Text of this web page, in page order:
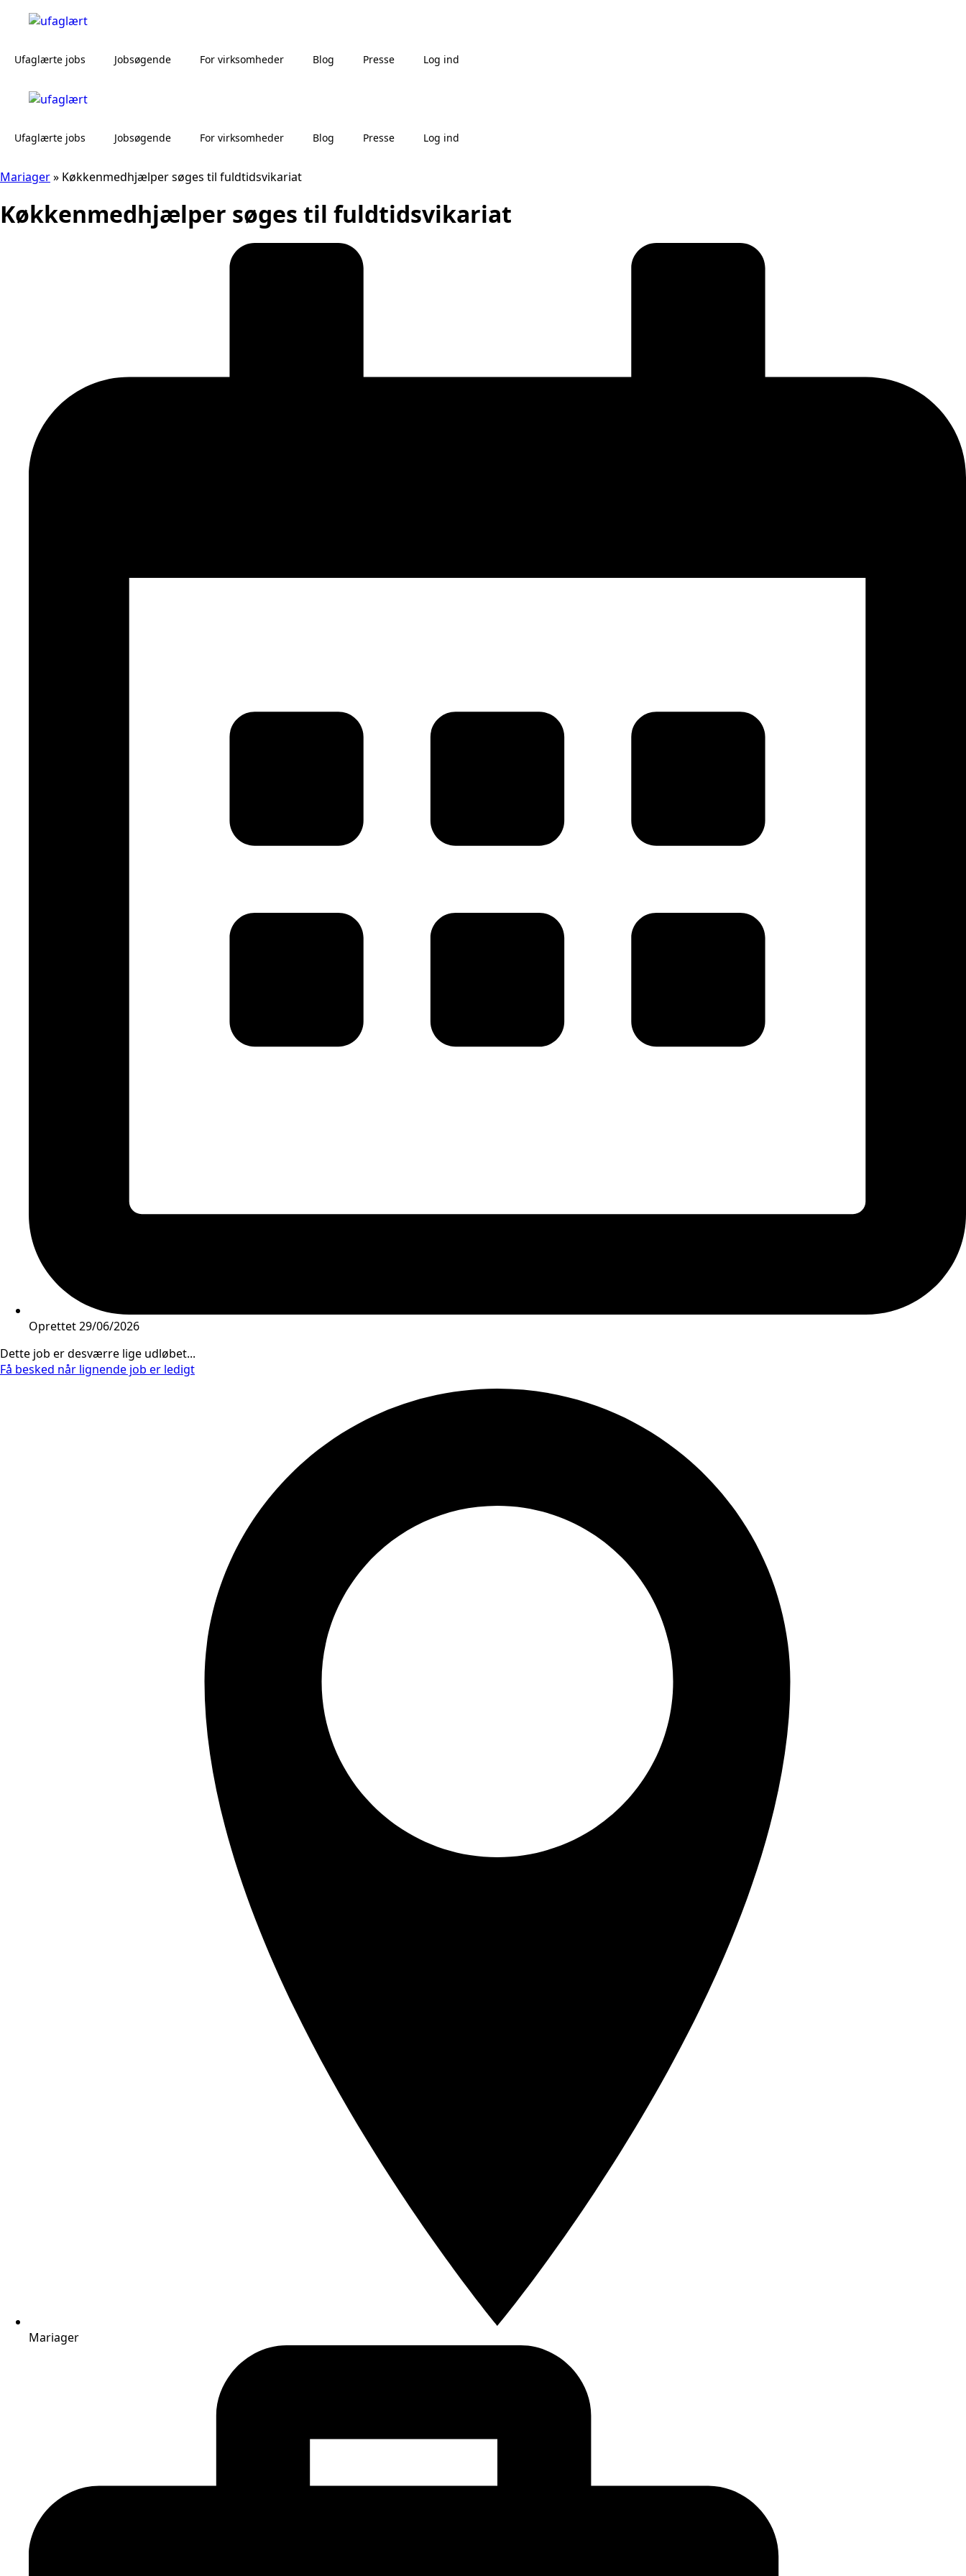
Ufaglærte jobs Jobsøgende For virksomheder Blog Presse Log ind
Ufaglærte jobs Jobsøgende For virksomheder Blog Presse Log ind
Mariager» Køkkenmedhjælper søges til fuldtidsvikariat
Køkkenmedhjælper søges til fuldtidsvikariat
Oprettet29/06/2026
Dette job er desværre lige udløbet...
Få besked når lignende job er ledigt
Mariager